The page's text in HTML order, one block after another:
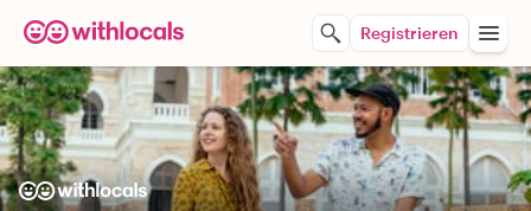
Registrieren